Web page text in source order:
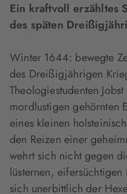
Ein kraftvoll erzähltes
des späten
Winter 1644: bewegte
des Dreißigjährigen
Theologiestudenten
mordlustigen gehörnten
eines kleinen
den Reizen einer
wehrt sich nicht gegen
lüsternen,
sich unerbittlich der